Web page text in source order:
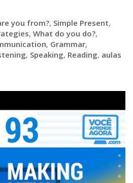
you from?, Simple Present,
, What do you do?,
, Grammar,
, Speaking, Reading, aulas